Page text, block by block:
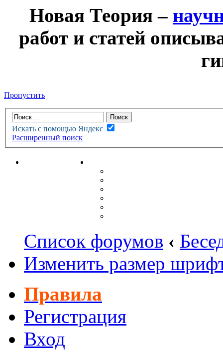
Новая Теория –
работ и статей
Пропустить
Искать с помощью Яндекс
Расширенный поиск
НОВАЯ ТЕОРИЯ
Список форумов ‹
Изменить размер
Правила
Регистрация
Вход